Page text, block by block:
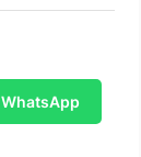
WhatsApp